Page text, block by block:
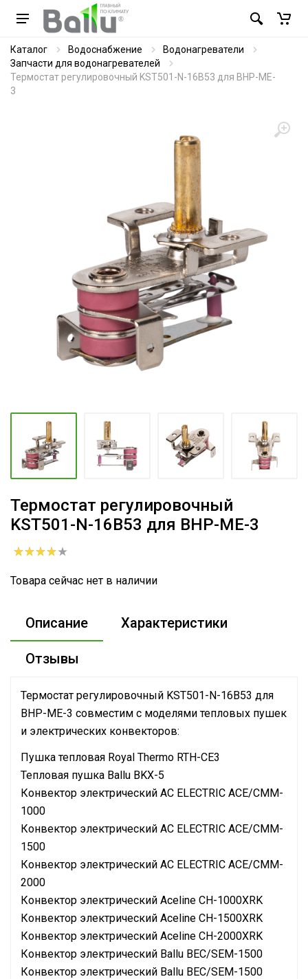
Каталог Водоснабжение
Водонагреватели
Запчасти для водонагревателей
Термостат регулировочный KST501-N-16B53 для BHP-ME-
3
Термостат регулировочный
KST501-N-16B53 для BHP-ME-3
Товара сейчас нет в наличии
Описание Характеристики
Отзывы
Термостат регулировочный KST501-N-16B53 для
BHP-ME-3 совместим с моделями тепловых пушек
и электрических конвекторов:
Пушка тепловая Royal Thermo RTH-СE3
Тепловая пушка Ballu BKX-5
Конвектор электрический AC ELECTRIC ACE/CMM-
1000
Конвектор электрический AC ELECTRIC ACE/CMM-
1500
Конвектор электрический AC ELECTRIC ACE/CMM-
2000
Конвектор электрический Aceline CH-1000XRK
Конвектор электрический Aceline CH-1500XRK
Конвектор электрический Aceline CH-2000XRK
Конвектор электрический Ballu BEC/SEM-1500
Конвектор электрический Ballu BEC/SEM-1500